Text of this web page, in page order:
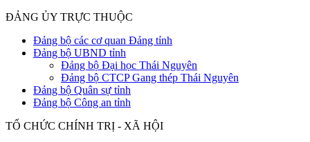
ĐẢNG ỦY TRỰC THUỘC
Đảng bộ các cơ quan Đảng tỉnh
Đảng bộ UBND tỉnh
Đảng bộ Đại học Thái Nguyên
Đảng bộ CTCP Gang thép Thái Nguyên
Đảng bộ Quân sự tỉnh
Đảng bộ Công an tỉnh
TỔ CHỨC CHÍNH TRỊ - XÃ HỘI